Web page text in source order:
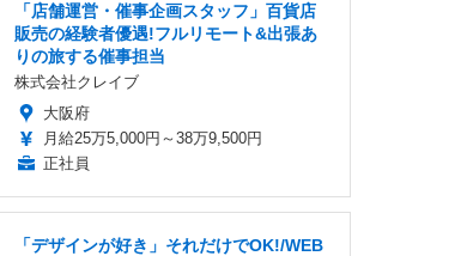
「店舗運営・催事企画スタッフ」百貨店
販売の経験者優遇!フルリモート&出張あ
りの旅する催事担当
株式会社クレイブ
大阪府
月給25万5,000円～38万9,500円
正社員
「デザインが好き」それだけでOK!/WEB